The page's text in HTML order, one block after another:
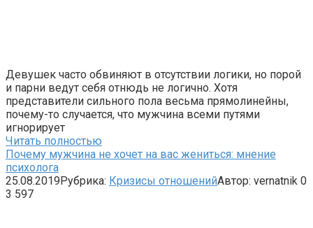
Девушек часто обвиняют в отсутствии логики, но порой
и парни ведут себя отнюдь не логично. Хотя
представители сильного пола весьма прямолинейны,
почему-то случается, что мужчина всеми путями
игнорирует
Читать полностью
Почему мужчина не хочет на вас жениться: мнение
психолога
25.08.2019Рубрика: Кризисы отношенийАвтор: vernatnik 0
3 597